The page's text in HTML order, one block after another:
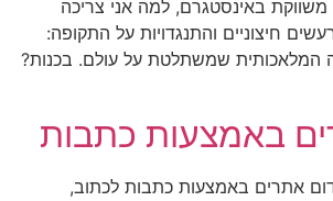
באינסטגרם, למה אני צריכה
חיצוניים והתנגדויות על התקופה:
המלאכותית שמשתלטת על עולם. בכנות?
באמצעות כתבות
אתרים באמצעות כתבות לכתוב,